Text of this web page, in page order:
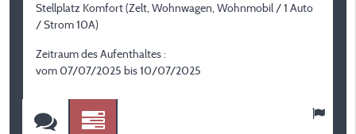
Stellplatz Komfort (Zelt, Wohnwagen, Wohnmobil / 1 Auto
/ Strom 10A)
Zeitraum des Aufenthaltes :
vom 07/07/2025 bis 10/07/2025